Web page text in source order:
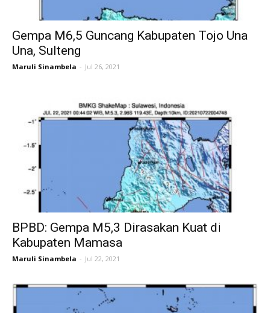
Gempa M6,5 Guncang Kabupaten Tojo Una
Una, Sulteng
Maruli Sinambela - Jul 26, 2021
BPBD: Gempa M5,3 Dirasakan Kuat di
Kabupaten Mamasa
Maruli Sinambela - Jul 22, 2021